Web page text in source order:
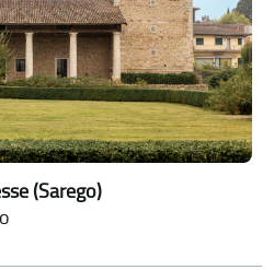
(Sarego)